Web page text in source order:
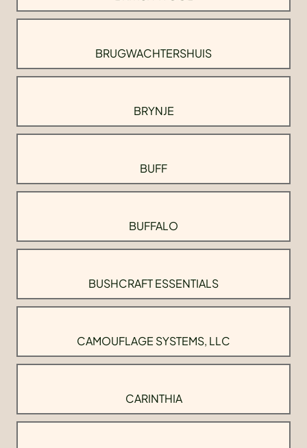
BRUGWACHTERSHUIS
BRYNJE
BUFF
BUFFALO
BUSHCRAFT ESSENTIALS
CAMOUFLAGE SYSTEMS, LLC
CARINTHIA